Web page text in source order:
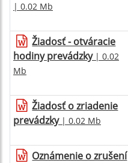
| 0.02 Mb
Žiadosť - otváracie
hodiny prevádzky| 0.02
Mb
Žiadosť o zriadenie
prevádzky| 0.02 Mb
Oznámenie o zrušení